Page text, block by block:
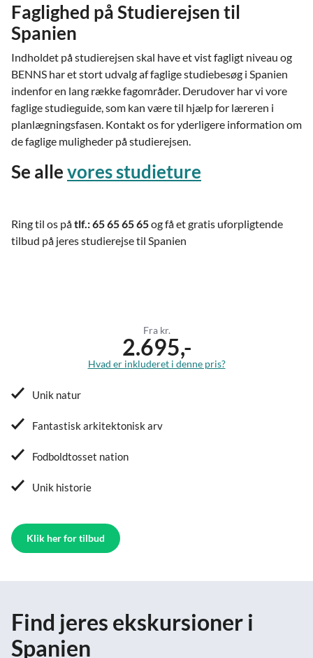
Faglighed på Studierejsen til
Spanien
Indholdet på studierejsen skal have et vist fagligt niveau og
BENNS har et stort udvalg af faglige studiebesøg i Spanien
indenfor en lang række fagområder. Derudover har vi vore
faglige studieguide, som kan være til hjælp for læreren i
planlægningsfasen. Kontakt os for yderligere information om
de faglige muligheder på studierejsen.
Se allevores studieture
Ring til os påtlf.: 65 65 65 65og få et gratis uforpligtende
tilbud på jeres studierejse til Spanien
Fra kr.
2.695,-
Hvad er inkluderet i denne pris?
Unik natur
Fantastisk arkitektonisk arv
Fodboldtosset nation
Unik historie
Klik her for tilbud
Find jeres ekskursioner i
Spanien